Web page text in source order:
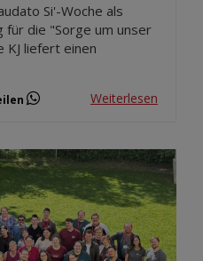
Si'-Woche als
für die "Sorge um unser
KJ liefert einen
Weiterlesen